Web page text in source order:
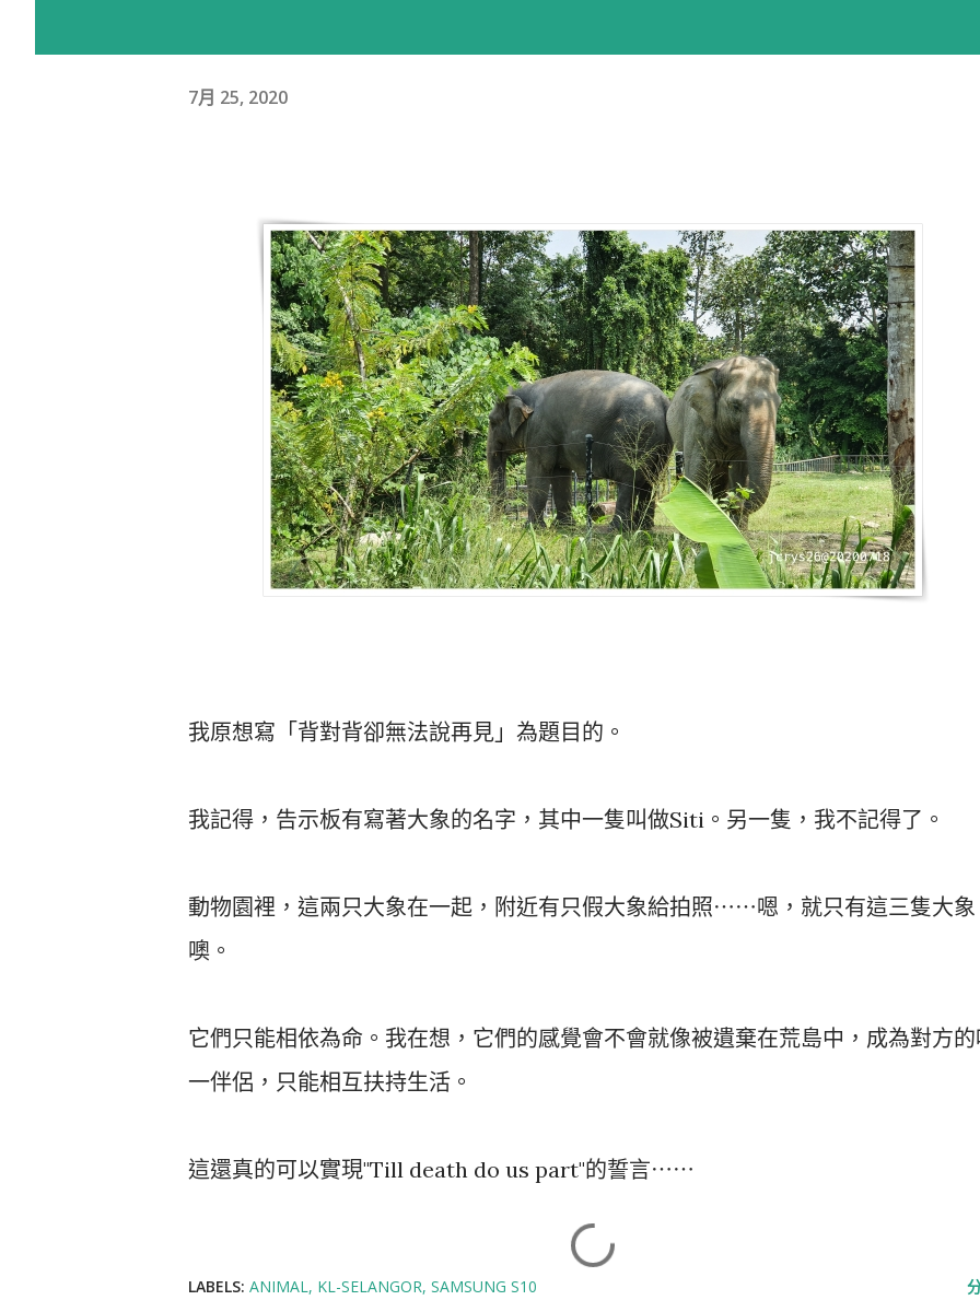
7月 25, 2020
我原想寫「背對背卻無法說再見」為題目的。
我記得，告示板有寫著大象的名字，其中一隻叫做Siti。另一隻，我不記得了。
動物園裡，這兩只大象在一起，附近有只假大象給拍照⋯⋯嗯，就只有這三隻大象
噢。
它們只能相依為命。我在想，它們的感覺會不會就像被遺棄在荒島中，成為對方
一伴侶，只能相互扶持生活。
這還真的可以實現"Till death do us part"的誓言⋯⋯
LABELS: ANIMAL KL-SELANGOR SAMSUNG S10